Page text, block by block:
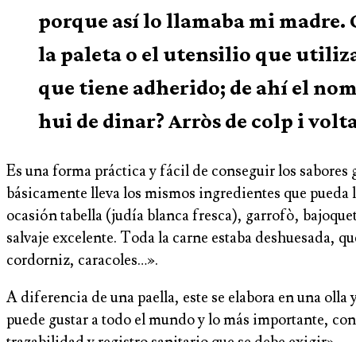
porque así lo llamaba mi madre.
la paleta o el utensilio que
que tiene adherido; de ahí el
hui de dinar? Arròs de colp i
Es una forma práctica y fácil de conseguir los
básicamente lleva los mismos ingredientes que
ocasión tabella (judía blanca fresca), garrofò,
salvaje excelente. Toda la carne estaba deshuesada,
cordorniz, caracoles…».
A diferencia de una paella, este se elabora en una
puede gustar a todo el mundo y lo más importante,